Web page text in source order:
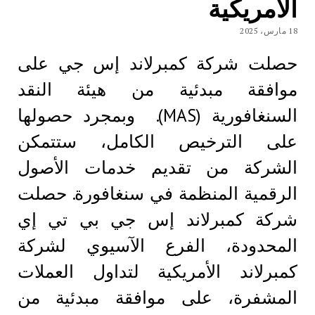
الأمريكية
18 مارس، 2025
حصلت شركة كمبرلاند إس جي على
موافقة مبدئية من هيئة النقد
السنغافورية (MAS). وبمجرد حصولها
على الترخيص الكامل، ستتمكن
الشركة من تقديم خدمات الأصول
الرقمية المنظمة في سنغافورة. حصلت
شركة كمبرلاند إس جي بي تي إي
المحدودة، الفرع الآسيوي لشركة
كمبرلاند الأمريكية لتداول العملات
المشفرة، على موافقة مبدئية من